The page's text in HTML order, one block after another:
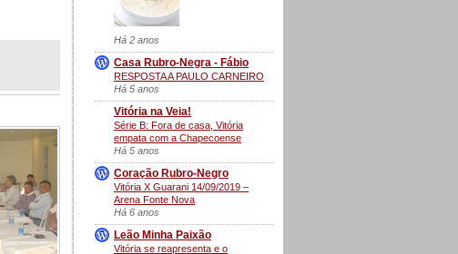
Há 2 anos
Casa Rubro-Negra - Fábio
RESPOSTA A PAULO CARNEIRO
Há 5 anos
Vitória na Veia!
Série B: Fora de casa, Vitória
empata com a Chapecoense
Há 5 anos
Coração Rubro-Negro
Vitória X Guarani 14/09/2019 –
Arena Fonte Nova
Há 6 anos
Leão Minha Paixão
Vitória se reapresenta e o